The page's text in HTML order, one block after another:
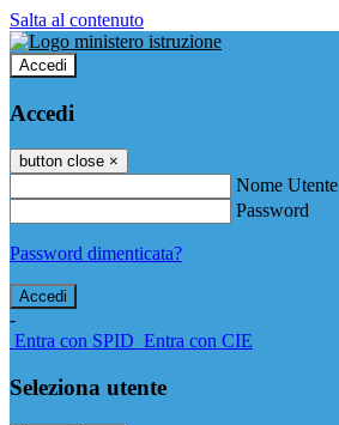
Salta al contenuto
Accedi
Accedi
button close ×
Nome Utente
Password
Password dimenticata?
-
Entra con SPID Entra con CIE
Seleziona utente